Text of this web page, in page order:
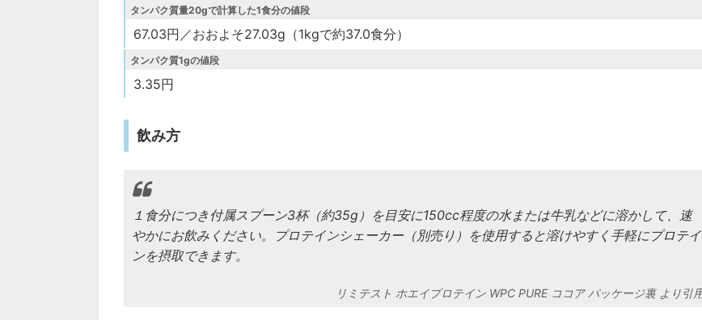
タンパク質量20gで計算した1食分の値段
67.03円／おおよそ27.03g（1kgで約37.0食分）
タンパク質1gの値段
3.35円
飲み方
１食分につき付属スプーン3杯（約35g）を目安に150cc程度の水または牛乳などに溶かして、速
やかにお飲みください。プロテインシェーカー（別売り）を使用すると溶けやすく手軽にプロテイ
ンを摂取できます。
リミテスト ホエイプロテイン WPC PURE ココア パッケージ裏